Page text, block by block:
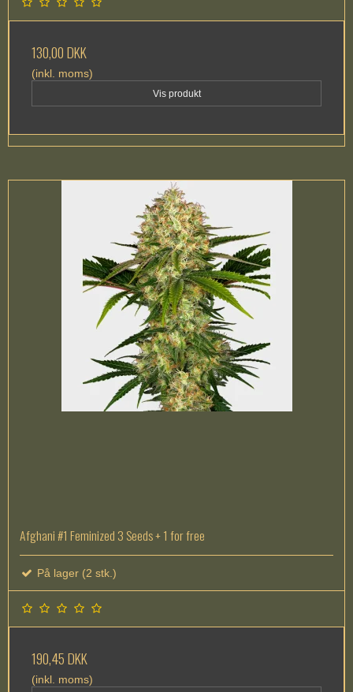
130,00 DKK
(inkl. moms)
Vis produkt
Afghani #1 Feminized 3 Seeds + 1 for free
På lager (2 stk.)
190,45 DKK
(inkl. moms)